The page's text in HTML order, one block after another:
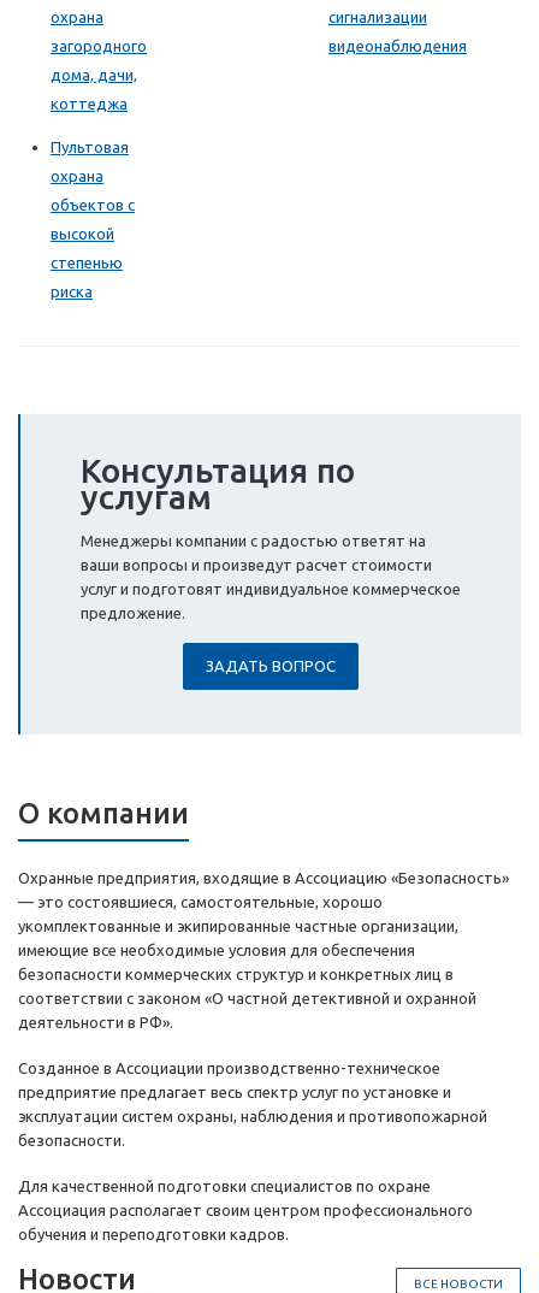
охрана
загородного
дома, дачи,
коттеджа
сигнализации
видеонаблюдения
Пультовая
охрана
объектов с
высокой
степенью
риска
Консультация по
услугам
Менеджеры компании с радостью ответят на
ваши вопросы и произведут расчет стоимости
услуг и подготовят индивидуальное коммерческое
предложение.
ЗАДАТЬ ВОПРОС
О компании
Охранные предприятия, входящие в Ассоциацию «Безопасность»
— это состоявшиеся, самостоятельные, хорошо
укомплектованные и экипированные частные организации,
имеющие все необходимые условия для обеспечения
безопасности коммерческих структур и конкретных лиц в
соответствии с законом «О частной детективной и охранной
деятельности в РФ».
Созданное в Ассоциации производственно-техническое
предприятие предлагает весь спектр услуг по установке и
эксплуатации систем охраны, наблюдения и противопожарной
безопасности.
Для качественной подготовки специалистов по охране
Ассоциация располагает своим центром профессионального
обучения и переподготовки кадров.
ВСЕ НОВОСТИ
Новости